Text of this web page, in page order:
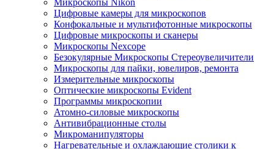
Микроскопы Nikon
Цифровые камеры для микроскопов
Конфокальные и мультифотонные микроскопы
Цифровые микроскопы и сканеры
Микроскопы Nexcope
Безокулярные Микроскопы Стереоувеличители
Микроскопы для пайки, ювелиров, ремонта
Измерительные микроскопы
Оптические микроскопы Evident
Программы микроскопии
Атомно-силовые микроскопы
Антивибрационные столы
Микроманипуляторы
Нагревательные и охлаждающие столики к